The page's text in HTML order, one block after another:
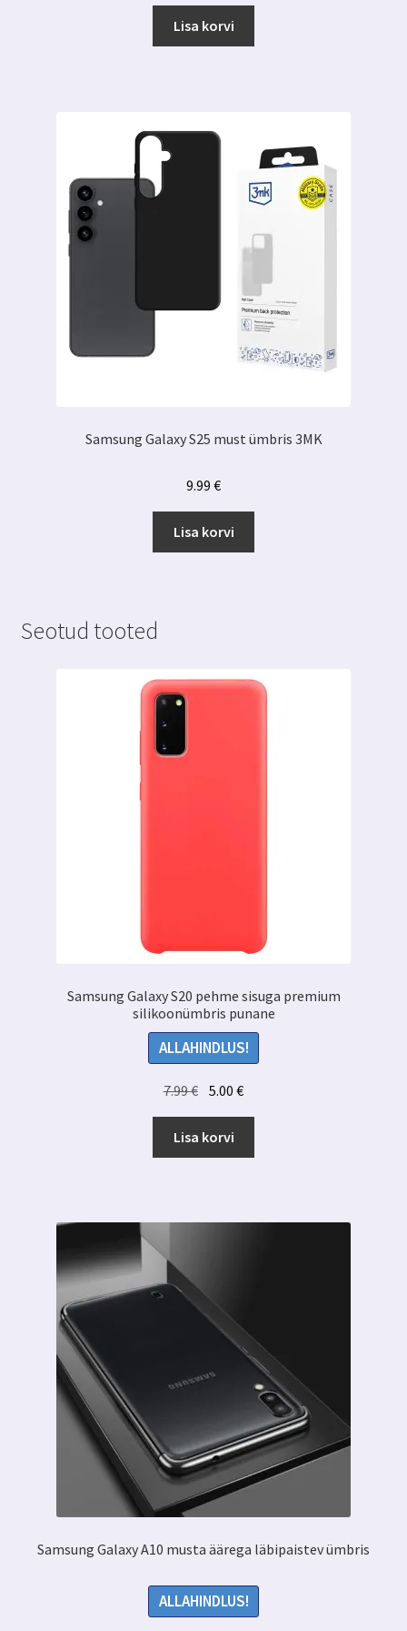
Lisa korvi
Samsung Galaxy S25 must ümbris 3MK
9.99 €
Lisa korvi
Seotud tooted
Samsung Galaxy S20 pehme sisuga premium
silikoonümbris punane
ALLAHINDLUS!
7.99€ Algne
oli:
7.99 €.
5.00€Praegune
5.00 €.
Lisa korvi
Samsung Galaxy A10 musta äärega läbipaistev ümbris
ALLAHINDLUS!